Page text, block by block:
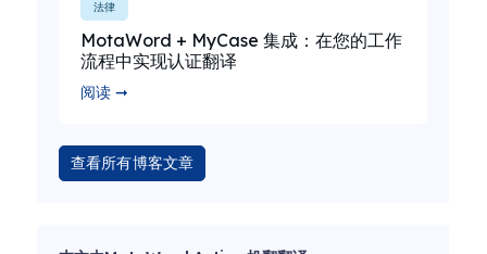
法律
MotaWord + MyCase 集成：在您的工作
流程中实现认证翻译
阅读 ➞
查看所有博客文章